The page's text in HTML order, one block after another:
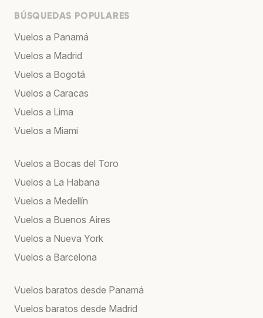
BÚSQUEDAS POPULARES
Vuelos a Panamá
Vuelos a Madrid
Vuelos a Bogotá
Vuelos a Caracas
Vuelos a Lima
Vuelos a Miami
Vuelos a Bocas del Toro
Vuelos a La Habana
Vuelos a Medellín
Vuelos a Buenos Aires
Vuelos a Nueva York
Vuelos a Barcelona
Vuelos baratos desde Panamá
Vuelos baratos desde Madrid